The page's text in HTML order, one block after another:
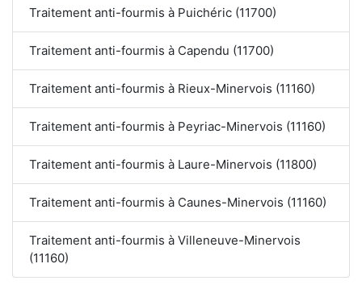
Traitement anti-fourmis à Puichéric (11700)
Traitement anti-fourmis à Capendu (11700)
Traitement anti-fourmis à Rieux-Minervois (11160)
Traitement anti-fourmis à Peyriac-Minervois (11160)
Traitement anti-fourmis à Laure-Minervois (11800)
Traitement anti-fourmis à Caunes-Minervois (11160)
Traitement anti-fourmis à Villeneuve-Minervois
(11160)